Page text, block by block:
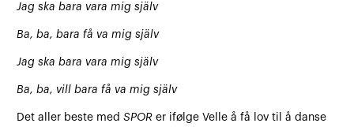
Jag ska bara vara mig själv
Ba, ba, bara få va mig själv
Jag ska bara vara mig själv
Ba, ba, vill bara få va mig själv
Det aller beste medSPOR er ifølge Velle å få lov til å danse